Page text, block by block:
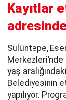
Kayıtlar
Sülüntepe,
yaş
Belediyesinin
yapılıyor.